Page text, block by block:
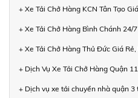
+ Xe Tải Chở Hàng KCN Tân Tạo
+ Xe Tải Chở Hàng Bình Chánh 24/
+ Xe Tải Chở Hàng Thủ Đức Giá
+ Dịch Vụ Xe Tải Chở Hàng Quận
+ Dịch vụ xe tải chuyển nhà quận